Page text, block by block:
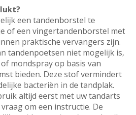
een tandenborstel te
of een vingertandenborstel met
praktische vervangers zijn.
tandenpoetsen niet mogelijk is,
mondspray op basis van
bieden. Deze stof vermindert
bacteriën in de tandplak.
altijd eerst met uw tandarts
om een instructie. De